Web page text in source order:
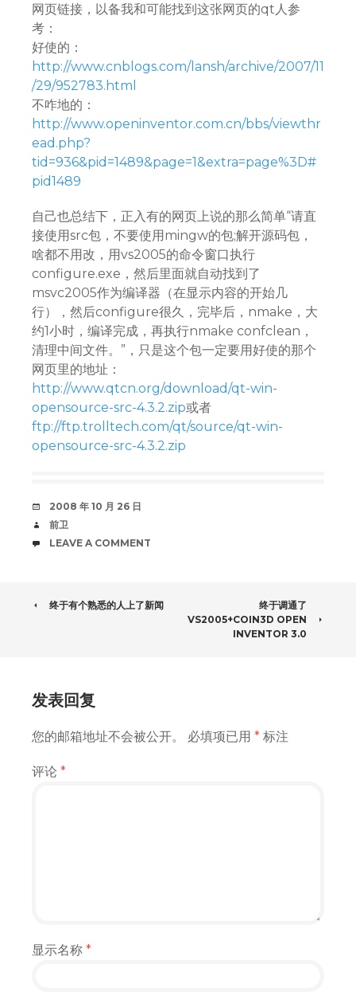
网页链接，以备我和可能找到这张网页的qt人参
考：
好使的：
http://www.cnblogs.com/lansh/archive/2007/11
/29/952783.html
不咋地的：
http://www.openinventor.com.cn/bbs/viewthr
ead.php?
tid=936&pid=1489&page=1&extra=page%3D#
pid1489
自己也总结下，正入有的网页上说的那么简单“请直
接使用src包，不要使用mingw的包;解开源码包，
啥都不用改，用vs2005的命令窗口执行
configure.exe，然后里面就自动找到了
msvc2005作为编译器（在显示内容的开始几
行），然后configure很久，完毕后，nmake，大
约1小时，编译完成，再执行nmake confclean，
清理中间文件。”，只是这个包一定要用好使的那个
网页里的地址：
http://www.qtcn.org/download/qt-win-
opensource-src-4.3.2.zip或者
ftp://ftp.trolltech.com/qt/source/qt-win-
opensource-src-4.3.2.zip
DATE
2008 年 10 月 26 日
AUTHOR
前卫
COMMENTS
LEAVE A COMMENT
POST
终于有个熟悉的人上了新闻
终于调通了
VS2005+COIN3D OPEN
INVENTOR 3.0
发表回复
您的邮箱地址不会被公开。 必填项已用 * 标注
评论 *
显示名称 *